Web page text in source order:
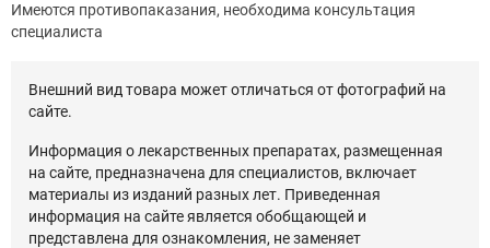
Имеются противопаказания, необходима консультация
специалиста
Внешний вид товара может отличаться от фотографий на
сайте.
Информация о лекарственных препаратах, размещенная
на сайте, предназначена для специалистов, включает
материалы из изданий разных лет. Приведенная
информация на сайте является обобщающей и
представлена для ознакомления, не заменяет